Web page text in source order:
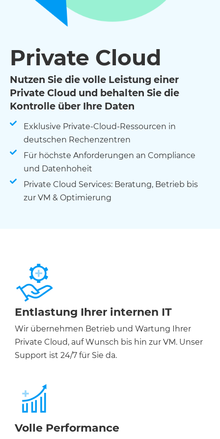
Private Cloud
Nutzen Sie die volle Leistung einer
Private Cloud und behalten Sie die
Kontrolle über Ihre Daten
Exklusive Private-Cloud-Ressourcen in
deutschen Rechenzentren
Für höchste Anforderungen an Compliance
und Datenhoheit
Private Cloud Services: Beratung, Betrieb bis
zur VM & Optimierung
Entlastung Ihrer internen IT
Wir übernehmen Betrieb und Wartung Ihrer
Private Cloud, auf Wunsch bis hin zur VM. Unser
Support ist 24/7 für Sie da.
Volle Performance